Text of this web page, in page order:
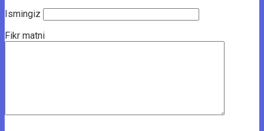
Ismingiz
Fikr matni